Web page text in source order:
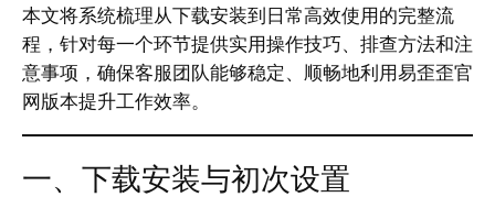
本文将系统梳理从下载安装到日常高效使用的完整流
程，针对每一个环节提供实用操作技巧、排查方法和注
意事项，确保客服团队能够稳定、顺畅地利用易歪歪官
网版本提升工作效率。
一、下载安装与初次设置